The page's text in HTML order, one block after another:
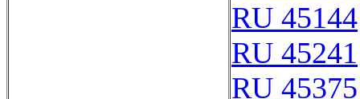
RU 45144
RU 45241
RU 45375